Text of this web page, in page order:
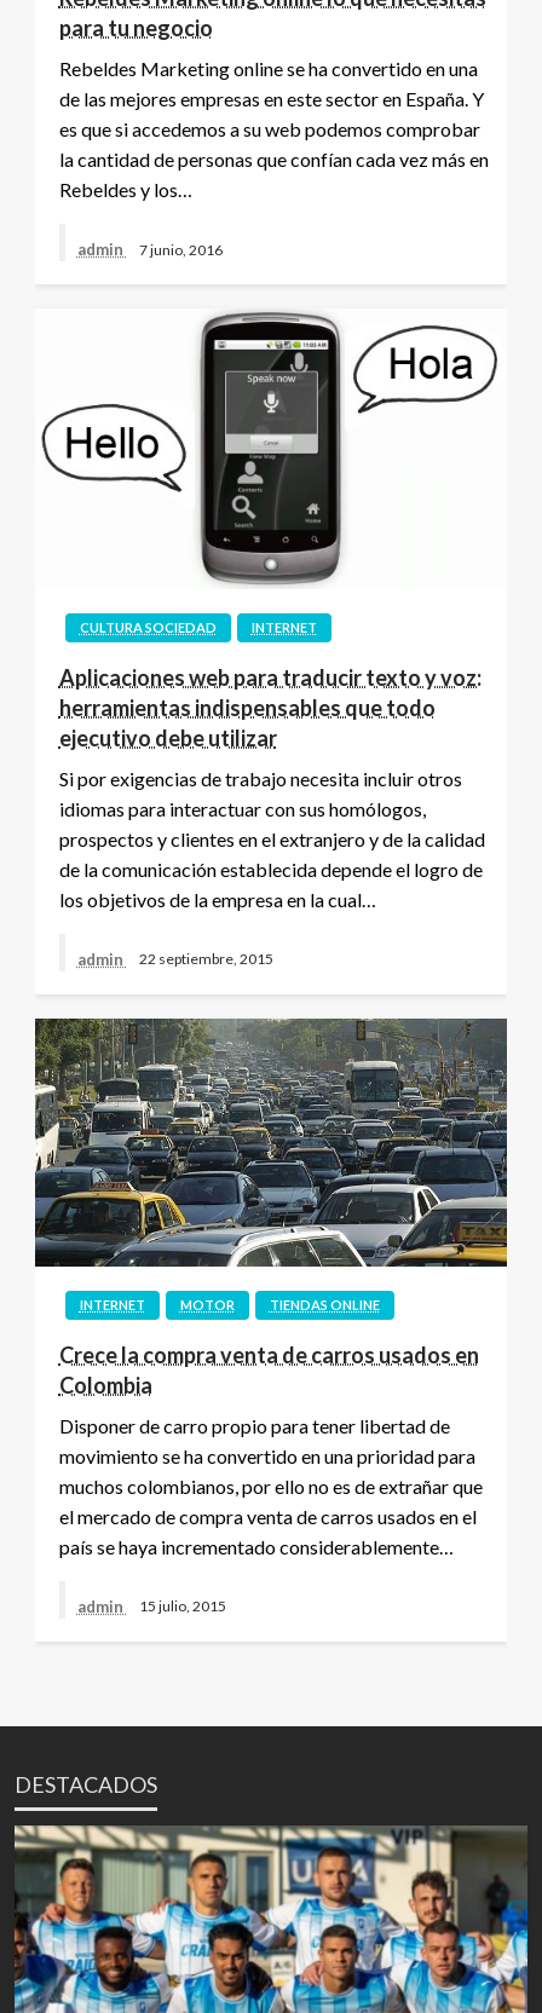
para tu negocio
Rebeldes Marketing online se ha convertido en una
de las mejores empresas en este sector en España. Y
es que si accedemos a su web podemos comprobar
la cantidad de personas que confían cada vez más en
Rebeldes y los…
admin 7 junio, 2016
CULTURA SOCIEDAD INTERNET
Aplicaciones web para traducir texto y voz:
herramientas indispensables que todo
ejecutivo debe utilizar
Si por exigencias de trabajo necesita incluir otros
idiomas para interactuar con sus homólogos,
prospectos y clientes en el extranjero y de la calidad
de la comunicación establecida depende el logro de
los objetivos de la empresa en la cual…
admin 22 septiembre, 2015
INTERNET MOTOR TIENDAS ONLINE
Crece la compra venta de carros usados en
Colombia
Disponer de carro propio para tener libertad de
movimiento se ha convertido en una prioridad para
muchos colombianos, por ello no es de extrañar que
el mercado de compra venta de carros usados en el
país se haya incrementado considerablemente…
admin 15 julio, 2015
DESTACADOS